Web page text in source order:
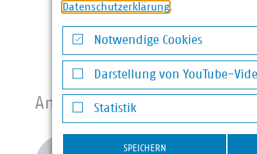
Parallel zum KWSG und dem
KWKG geboten, mit einer
Betriebskostenförderung sowie einer
Ansprechpartner
Annika Herzhoff
Datenschutzerklärung.
Notwendige Cookies
Notwendige Cookies
Darstellung von YouTube-
Darstellung von YouTube-Videos
Statistik
Statistik
SPEICHERN